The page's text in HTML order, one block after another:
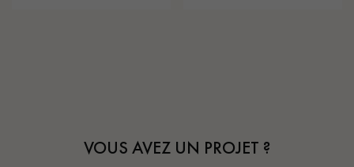
VOUS AVEZ UN PROJET ?